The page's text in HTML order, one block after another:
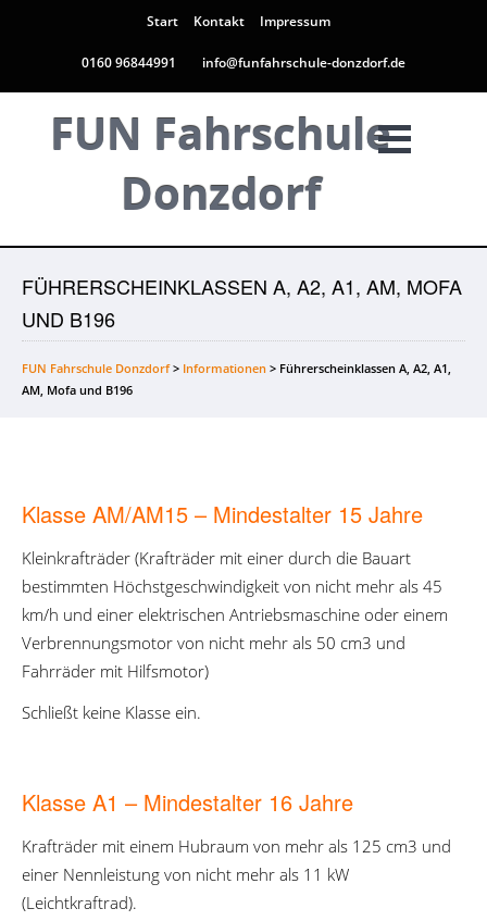
Start Kontakt Impressum
0160 96844991 info@funfahrschule-donzdorf.de
FUN Fahrschule
Donzdorf
FÜHRERSCHEINKLASSEN A, A2, A1, AM, MOFA
UND B196
FUN Fahrschule Donzdorf> Informationen > Führerscheinklassen A, A2, A1,
AM, Mofa und B196
Klasse AM/AM15 – Mindestalter 15 Jahre
Kleinkrafträder (Krafträder mit einer durch die Bauart
bestimmten Höchstgeschwindigkeit von nicht mehr als 45
km/h und einer elektrischen Antriebsmaschine oder einem
Verbrennungsmotor von nicht mehr als 50 cm3 und
Fahrräder mit Hilfsmotor)
Schließt keine Klasse ein.
Klasse A1 – Mindestalter 16 Jahre
Krafträder mit einem Hubraum von mehr als 125 cm3 und
einer Nennleistung von nicht mehr als 11 kW
(Leichtkraftrad).